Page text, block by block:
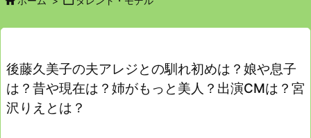
前へ
次へ

後藤久美子の夫アレジとの馴れ初めは？娘や息子
は？昔や現在は？姉がもっと美人？出演CMは？宮
沢りえとは？